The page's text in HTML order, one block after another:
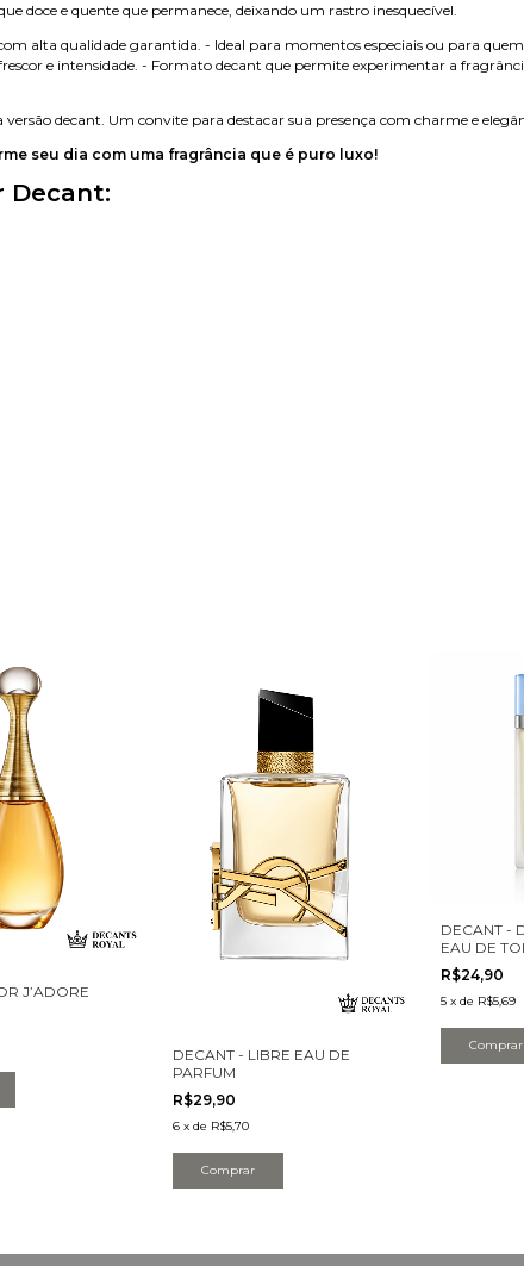
doce e quente que permanece, deixando um rastro inesquecível.
alta qualidade garantida. - Ideal para momentos especiais ou para
e intensidade. - Formato decant que permite experimentar a
versão decant. Um convite para destacar sua presença com charme e
seu dia com uma fragrância que é puro luxo!
Decant:
J’ADORE
DECANT - LIBRE EAU DE
PARFUM
R$29,90
6 x de R$5,70
Comprar
DECANT -
EAU DE
R$24,90
5 x de R$5,69
Comprar